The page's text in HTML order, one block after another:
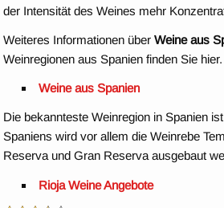
der Intensität des Weines mehr
Weiteres Informationen überWeine aus
Weinregionen aus Spanien finden Sie hier.
Weine aus Spanien
Die bekannteste Weinregion in Spanien
Spaniens wird vor allem die Weinrebe
Reserva und Gran Reserva ausgebaut
Rioja Weine Angebote